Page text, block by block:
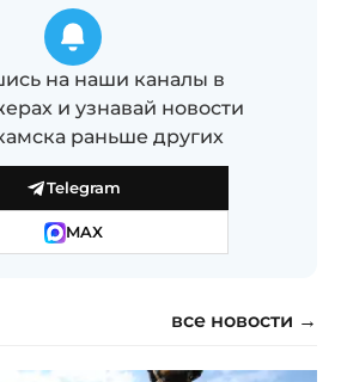
на наши каналы в
и узнавай новости
раньше других
Telegram
MAX
все новости →